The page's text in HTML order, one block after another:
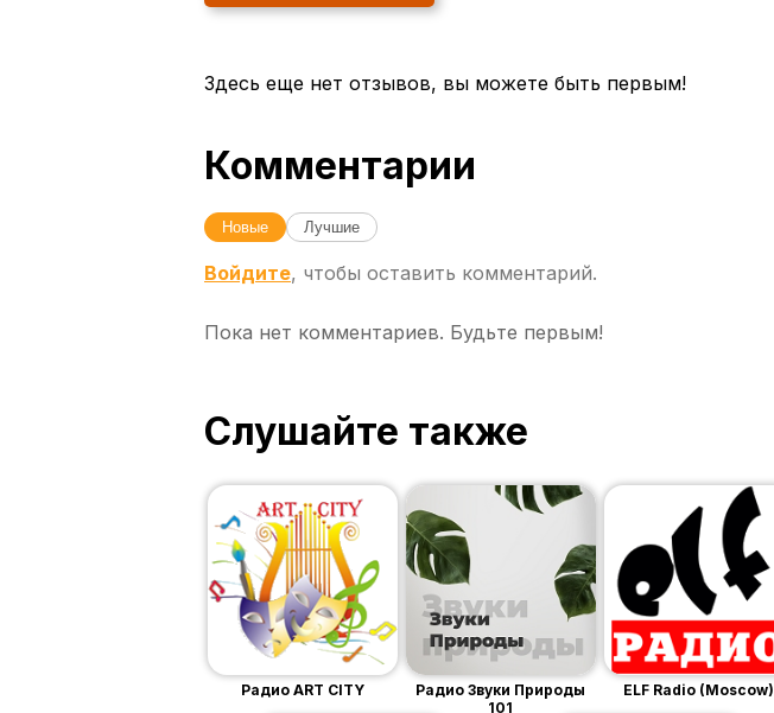
Здесь еще нет отзывов, вы можете быть первым!
Комментарии
Новые Лучшие
Войдите, чтобы оставить комментарий.
Пока нет комментариев. Будьте первым!
Слушайте также
Радио ART CITY
Радио Звуки Природы
101
ELF Radio (Moscow)